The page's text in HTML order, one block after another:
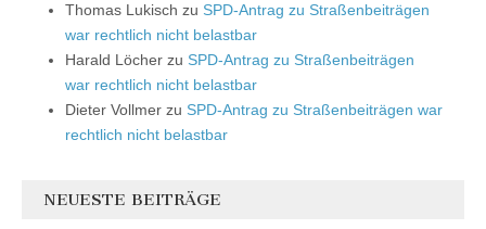
Thomas Lukisch zu SPD-Antrag zu Straßenbeiträgen
war rechtlich nicht belastbar
Harald Löcher zu SPD-Antrag zu Straßenbeiträgen
war rechtlich nicht belastbar
Dieter Vollmer zu SPD-Antrag zu Straßenbeiträgen war
rechtlich nicht belastbar
NEUESTE BEITRÄGE